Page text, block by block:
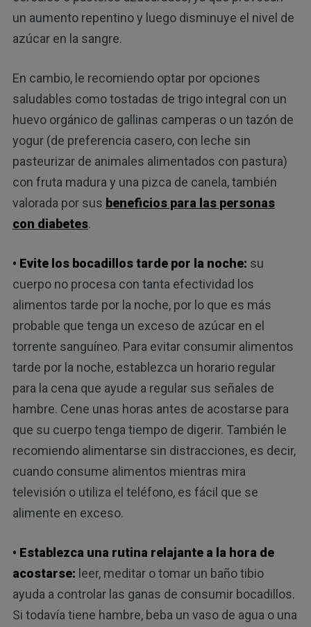
un aumento repentino y luego disminuye el nivel de
azúcar en la sangre.
En cambio, le recomiendo optar por opciones
saludables como tostadas de trigo integral con un
huevo orgánico de gallinas camperas o un tazón de
yogur (de preferencia casero, con leche sin
pasteurizar de animales alimentados con pastura)
con fruta madura y una pizca de canela, también
valorada por sus beneficios para las personas
con diabetes.
• Evite los bocadillos tarde por la noche: su
cuerpo no procesa con tanta efectividad los
alimentos tarde por la noche, por lo que es más
probable que tenga un exceso de azúcar en el
torrente sanguíneo. Para evitar consumir alimentos
tarde por la noche, establezca un horario regular
para la cena que ayude a regular sus señales de
hambre. Cene unas horas antes de acostarse para
que su cuerpo tenga tiempo de digerir. También le
recomiendo alimentarse sin distracciones, es decir,
cuando consume alimentos mientras mira
televisión o utiliza el teléfono, es fácil que se
alimente en exceso.
• Establezca una rutina relajante a la hora de
acostarse: leer, meditar o tomar un baño tibio
ayuda a controlar las ganas de consumir bocadillos.
Si todavía tiene hambre, beba un vaso de agua o una